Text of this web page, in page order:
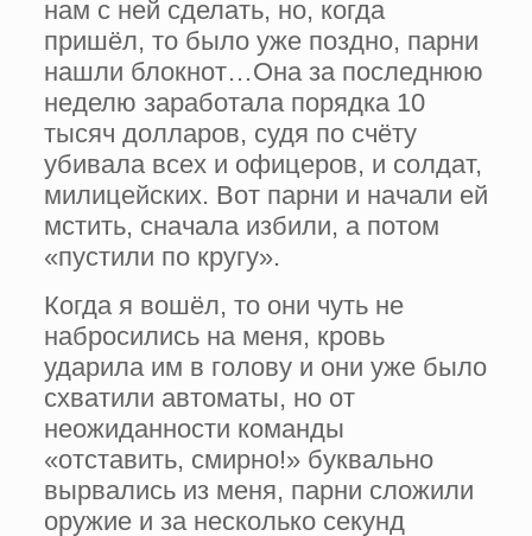
нам с ней сделать, но, когда
пришёл, то было уже поздно, парни
нашли блокнот…Она за последнюю
неделю заработала порядка 10
тысяч долларов, судя по счёту
убивала всех и офицеров, и солдат,
милицейских. Вот парни и начали ей
мстить, сначала избили, а потом
«пустили по кругу».
Когда я вошёл, то они чуть не
набросились на меня, кровь
ударила им в голову и они уже было
схватили автоматы, но от
неожиданности команды
«отставить, смирно!» буквально
вырвались из меня, парни сложили
оружие и за несколько секунд